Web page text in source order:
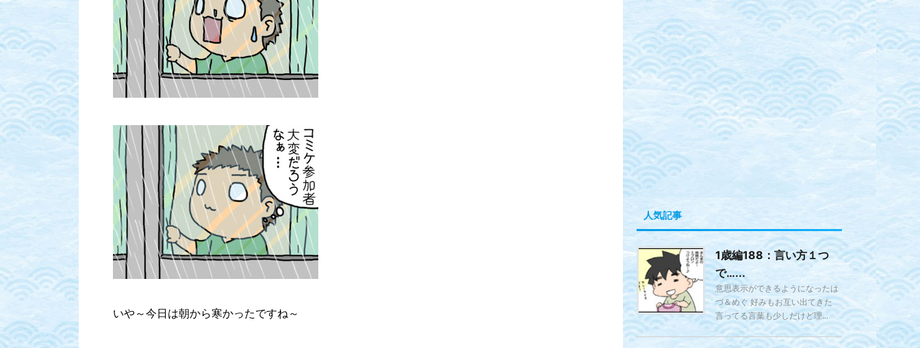
いや～今日は朝から寒かったですね～
人気記事
1歳編188：言い方１つ
で…...
意思表示ができるようになったは
づ＆めぐ 好みもお互い出てきた
言ってる言葉も少しだけど理...